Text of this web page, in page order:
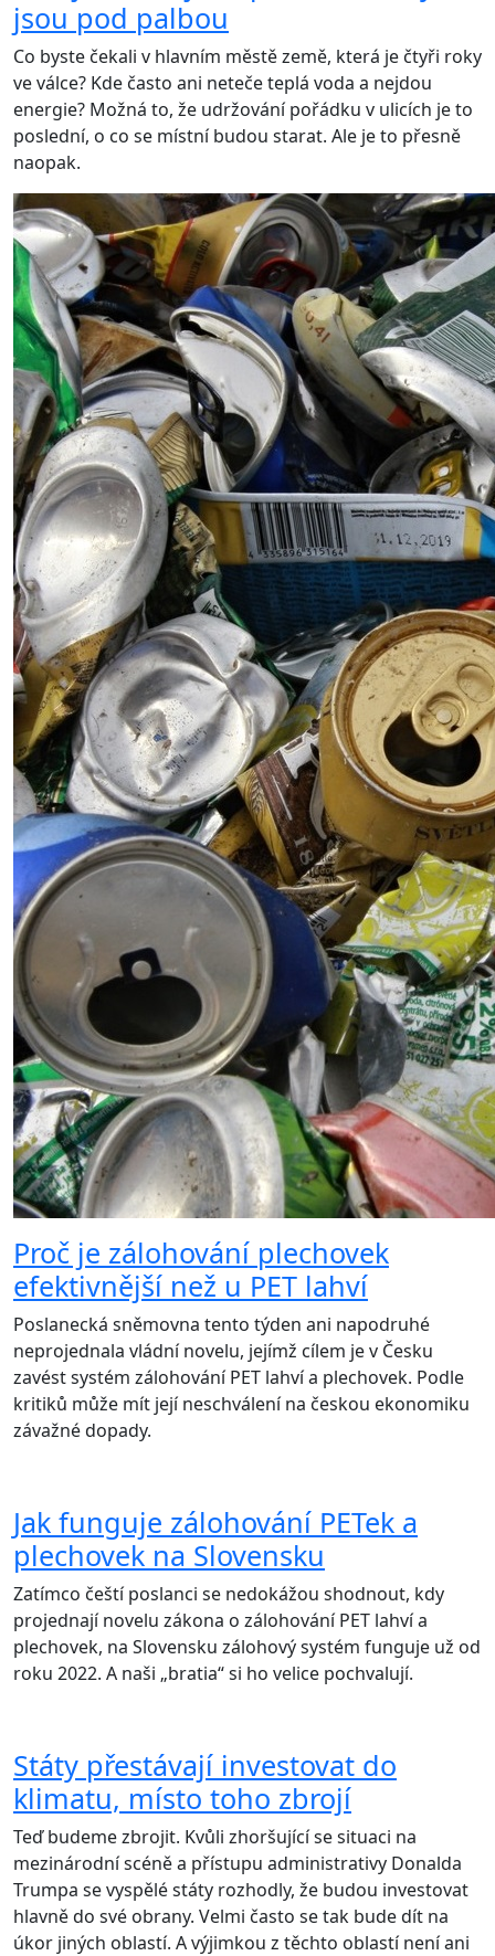
jsou pod palbou
Co byste čekali v hlavním městě země, která je čtyři roky
ve válce? Kde často ani neteče teplá voda a nejdou
energie? Možná to, že udržování pořádku v ulicích je to
poslední, o co se místní budou starat. Ale je to přesně
naopak.
Proč je zálohování plechovek
efektivnější než u PET lahví
Poslanecká sněmovna tento týden ani napodruhé
neprojednala vládní novelu, jejímž cílem je v Česku
zavést systém zálohování PET lahví a plechovek. Podle
kritiků může mít její neschválení na českou ekonomiku
závažné dopady.
Jak funguje zálohování PETek a
plechovek na Slovensku
Zatímco čeští poslanci se nedokážou shodnout, kdy
projednají novelu zákona o zálohování PET lahví a
plechovek, na Slovensku zálohový systém funguje už od
roku 2022. A naši „bratia“ si ho velice pochvalují.
Státy přestávají investovat do
klimatu, místo toho zbrojí
Teď budeme zbrojit. Kvůli zhoršující se situaci na
mezinárodní scéně a přístupu administrativy Donalda
Trumpa se vyspělé státy rozhodly, že budou investovat
hlavně do své obrany. Velmi často se tak bude dít na
úkor jiných oblastí. A výjimkou z těchto oblastí není ani